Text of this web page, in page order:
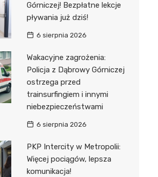
Górniczej! Bezpłatne lekcje
pływania już dziś!
6 sierpnia 2026
Wakacyjne zagrożenia:
Policja z Dąbrowy Górniczej
ostrzega przed
trainsurfingiem i innymi
niebezpieczeństwami
6 sierpnia 2026
PKP Intercity w Metropolii:
Więcej pociągów, lepsza
komunikacja!